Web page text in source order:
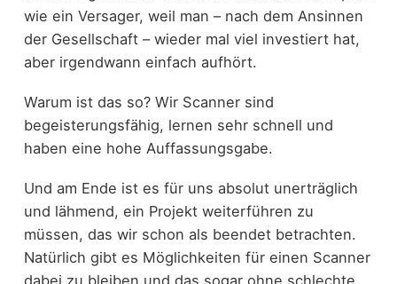
wie ein Versager, weil man – nach dem Ansinnen
der Gesellschaft – wieder mal viel investiert hat,
aber irgendwann einfach aufhört.
Warum ist das so? Wir Scanner sind
begeisterungsfähig, lernen sehr schnell und
haben eine hohe Auffassungsgabe.
Und am Ende ist es für uns absolut unerträglich
und lähmend, ein Projekt weiterführen zu
müssen, das wir schon als beendet betrachten.
Natürlich gibt es Möglichkeiten für einen Scanner
dabei zu bleiben und das sogar ohne schlechte